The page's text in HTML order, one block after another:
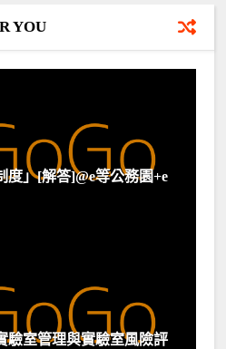
YOU
度」[解答]@e等公務園+e
驗室管理與實驗室風險評